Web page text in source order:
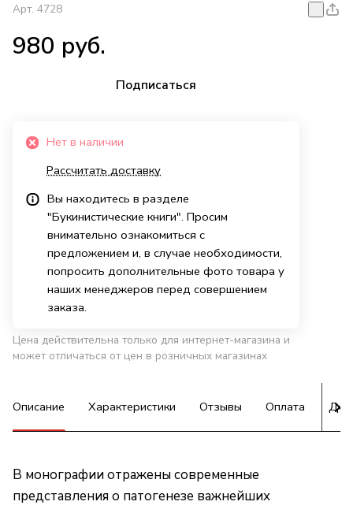
Арт. 4728
980 руб.
Подписаться
Нет в наличии
Рассчитать доставку
Вы находитесь в разделе
"Букинистические книги". Просим
внимательно ознакомиться с
предложением и, в случае необходимости,
попросить дополнительные фото товара у
наших менеджеров перед совершением
заказа.
Цена действительна только для интернет-магазина и
может отличаться от цен в розничных магазинах
Описание Характеристики Отзывы Оплата
В монографии отражены современные
представления о патогенезе важнейших